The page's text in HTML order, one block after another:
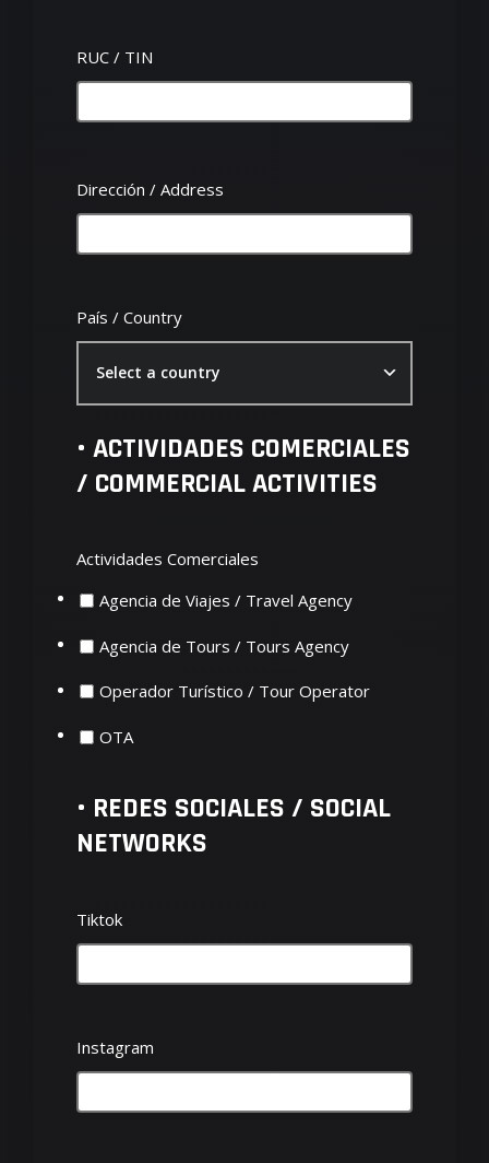
EcoBungalows &
ApartHotels
Senses Spa Laguna
Amoe • Restaurant
TuriPASS • Agencia
Tours
Contacto
RUC / TIN
Dirección / Address
País / Country
Select a country
• ACTIVIDADES COMERCIALES
/ COMMERCIAL ACTIVITIES
Actividades Comerciales
Agencia de Viajes / Travel Agency
Agencia de Tours / Tours Agency
Operador Turístico / Tour Operator
OTA
• REDES SOCIALES / SOCIAL
NETWORKS
Tiktok
Instagram